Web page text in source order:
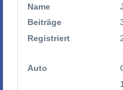
Name
Beiträge
Registriert
Auto